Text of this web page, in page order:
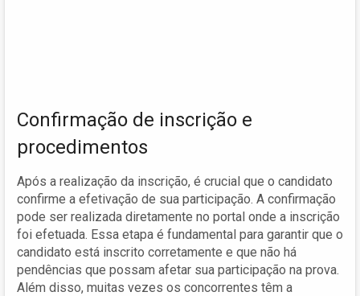
Confirmação de inscrição e
procedimentos
Após a realização da inscrição, é crucial que o candidato
confirme a efetivação de sua participação. A confirmação
pode ser realizada diretamente no portal onde a inscrição
foi efetuada. Essa etapa é fundamental para garantir que o
candidato está inscrito corretamente e que não há
pendências que possam afetar sua participação na prova.
Além disso, muitas vezes os concorrentes têm a